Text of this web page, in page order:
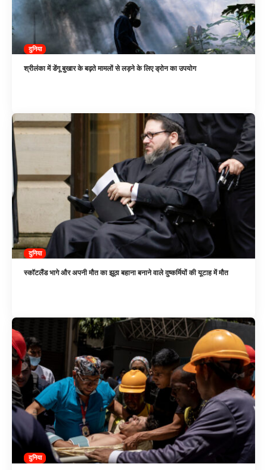
दुनिया
श्रीलंका में डेंगू बुखार के बढ़ते मामलों से लड़ने के लिए ड्रोन का उपयोग
दुनिया
स्कॉटलैंड भागे और अपनी मौत का झूठा बहाना बनाने वाले दुष्कर्मियों की यूटाह में मौत
दुनिया